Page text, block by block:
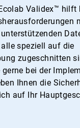
Validex™ hilft
speziell auf die
zugeschnitten
bei der
Ihnen die
auf Ihr